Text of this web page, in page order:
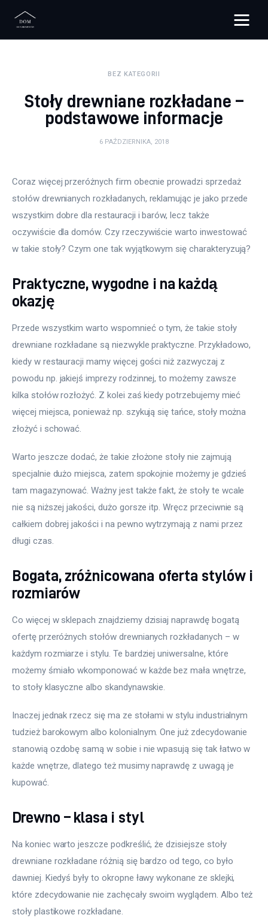
Bloggers Unite
Materiały budowlane
Budowa
Oświetlenie
Meble
Więcej
BEZ KATEGORII
Stoły drewniane rozkładane –
podstawowe informacje
6 PAŹDZIERNIKA, 2018
Coraz więcej przeróżnych firm obecnie prowadzi sprzedaż
stołów drewnianych rozkładanych, reklamując je jako przede
wszystkim dobre dla restauracji i barów, lecz także
oczywiście dla domów. Czy rzeczywiście warto inwestować
w takie stoły? Czym one tak wyjątkowym się charakteryzują?
Praktyczne, wygodne i na każdą
okazję
Przede wszystkim warto wspomnieć o tym, że takie stoły
drewniane rozkładane są niezwykle praktyczne. Przykładowo,
kiedy w restauracji mamy więcej gości niż zazwyczaj z
powodu np. jakiejś imprezy rodzinnej, to możemy zawsze
kilka stołów rozłożyć. Z kolei zaś kiedy potrzebujemy mieć
więcej miejsca, ponieważ np. szykują się tańce, stoły można
złożyć i schować.
Warto jeszcze dodać, że takie złożone stoły nie zajmują
specjalnie dużo miejsca, zatem spokojnie możemy je gdzieś
tam magazynować. Ważny jest także fakt, że stoły te wcale
nie są niższej jakości, dużo gorsze itp. Wręcz przeciwnie są
całkiem dobrej jakości i na pewno wytrzymają z nami przez
długi czas.
Bogata, zróżnicowana oferta stylów i
rozmiarów
Co więcej w sklepach znajdziemy dzisiaj naprawdę bogatą
ofertę przeróżnych stołów drewnianych rozkładanych – w
każdym rozmiarze i stylu. Te bardziej uniwersalne, które
możemy śmiało wkomponować w każde bez mała wnętrze,
to stoły klasyczne albo skandynawskie.
Inaczej jednak rzecz się ma ze stołami w stylu industrialnym
tudzież barokowym albo kolonialnym. One już zdecydowanie
stanowią ozdobę samą w sobie i nie wpasują się tak łatwo w
każde wnętrze, dlatego też musimy naprawdę z uwagą je
kupować.
Drewno – klasa i styl
Na koniec warto jeszcze podkreślić, że dzisiejsze stoły
drewniane rozkładane różnią się bardzo od tego, co było
dawniej. Kiedyś były to okropne ławy wykonane ze sklejki,
które zdecydowanie nie zachęcały swoim wyglądem. Albo też
stoły plastikowe rozkładane.